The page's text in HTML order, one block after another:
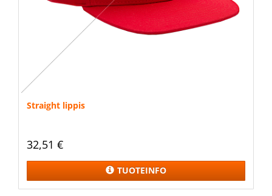
Straight lippis
32,51 €
TUOTEINFO